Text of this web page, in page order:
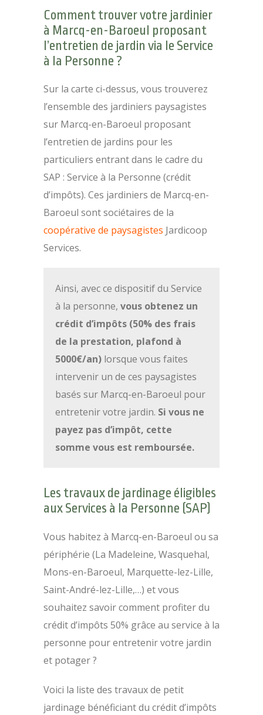
Comment trouver votre jardinier
à Marcq-en-Baroeul proposant
l’entretien de jardin via le Service
à la Personne ?
Sur la carte ci-dessus, vous trouverez
l’ensemble des jardiniers paysagistes
sur Marcq-en-Baroeul proposant
l’entretien de jardins pour les
particuliers entrant dans le cadre du
SAP : Service à la Personne (crédit
d’impôts). Ces jardiniers de Marcq-en-
Baroeul sont sociétaires de la
coopérative de paysagistes Jardicoop
Services.
Ainsi, avec ce dispositif du Service
à la personne, vous obtenez un
crédit d’impôts (50% des frais
de la prestation, plafond à
5000€/an) lorsque vous faites
intervenir un de ces paysagistes
basés sur Marcq-en-Baroeul pour
entretenir votre jardin. Si vous ne
payez pas d’impôt, cette
somme vous est remboursée.
Les travaux de jardinage éligibles
aux Services à la Personne (SAP)
Vous habitez à Marcq-en-Baroeul ou sa
périphérie (La Madeleine, Wasquehal,
Mons-en-Baroeul, Marquette-lez-Lille,
Saint-André-lez-Lille,…) et vous
souhaitez savoir comment profiter du
crédit d’impôts 50% grâce au service à la
personne pour entretenir votre jardin
et potager ?
Voici la liste des travaux de petit
jardinage bénéficiant du crédit d’impôts